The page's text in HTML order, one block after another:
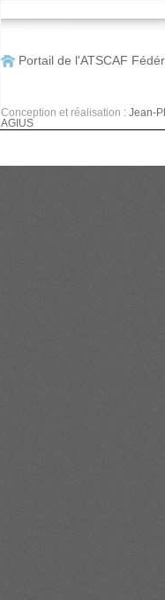
Portail de l'ATSCAF
Conception et réalisation : Jean-
AGIUS